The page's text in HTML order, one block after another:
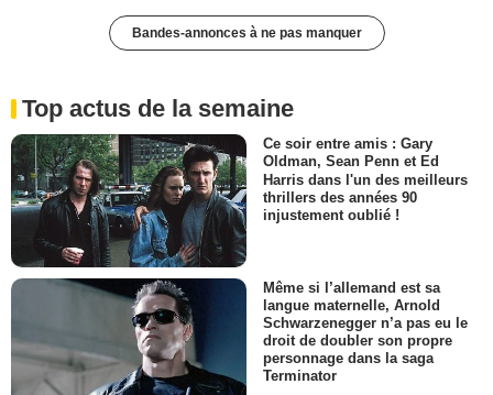
Bandes-annonces à ne pas manquer
Top actus de la semaine
Ce soir entre amis : Gary
Oldman, Sean Penn et Ed
Harris dans l'un des meilleurs
thrillers des années 90
injustement oublié !
Même si l’allemand est sa
langue maternelle, Arnold
Schwarzenegger n’a pas eu le
droit de doubler son propre
personnage dans la saga
Terminator